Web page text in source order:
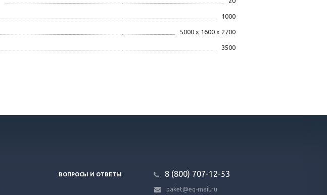
1000
5000 х 1600 х 2700
3500
ВОПРОСЫ И ОТВЕТЫ 8 (800) 707-12-53
paket@eq-mail.ru